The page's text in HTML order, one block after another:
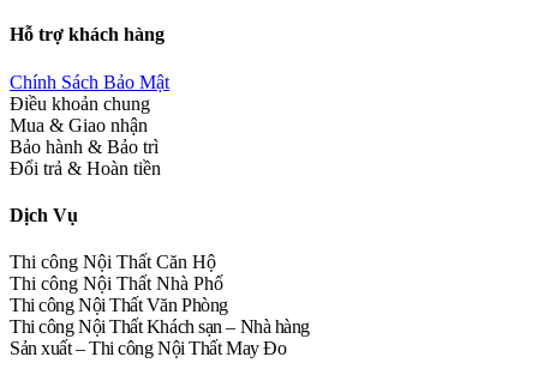
Hỗ trợ khách hàng
Chính Sách Bảo Mật
Điều khoản chung
Mua & Giao nhận
Bảo hành & Bảo trì
Đổi trả & Hoàn tiền
Dịch Vụ
Thi công Nội Thất Căn Hộ
Thi công Nội Thất Nhà Phố
Thi công Nội Thất Văn Phòng
Thi công Nội Thất Khách sạn – Nhà hàng
Sản xuất – Thi công Nội Thất May Đo